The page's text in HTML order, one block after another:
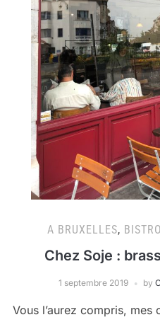
A BRUXELLES,
Chez Soje :
1 septembre 2019 by
Vous l’aurez compris, mes